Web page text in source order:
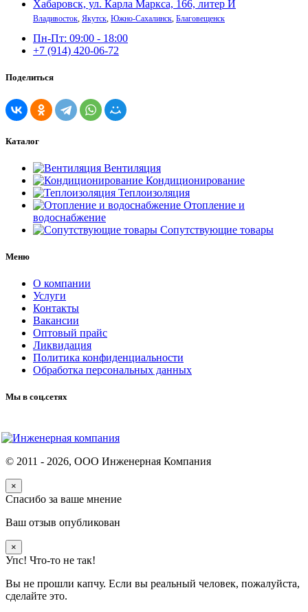
Хабаровск, ул. Карла Маркса, 166, литер И
Владивосток, Якутск, Южно-Сахалинск, Благовещенск
Пн-Пт: 09:00 - 18:00
+7 (914) 420-06-72
Поделиться
Каталог
Вентиляция
Кондиционирование
Теплоизоляция
Отопление и
водоснабжение
Сопутствующие товары
Меню
О компании
Услуги
Контакты
Вакансии
Оптовый прайс
Ликвидация
Политика конфиденциальности
Обработка персональных данных
Мы в соц.сетях
© 2011 - 2026, ООО Инженерная Компания
×
Спасибо за ваше мнение
Ваш отзыв опубликован
×
Упс! Что-то не так!
Вы не прошли капчу. Если вы реальный человек, пожалуйста,
сделайте это.